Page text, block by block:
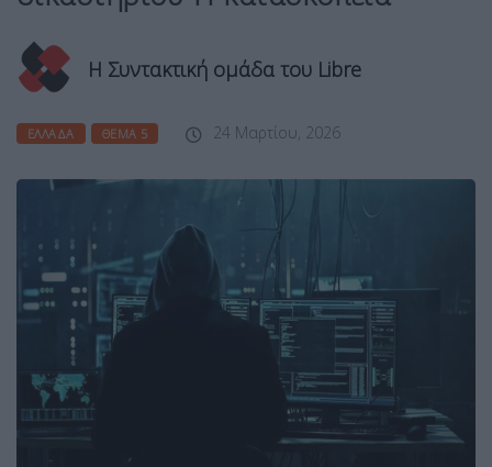
Η Συντακτική ομάδα του Libre
ΕΛΛΆΔΑ ΘΈΜΑ 5 24 Μαρτίου, 2026